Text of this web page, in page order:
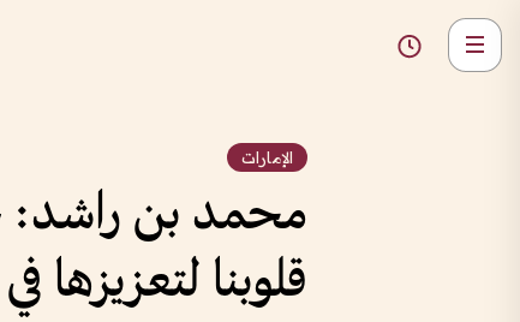
الإمارات
محمد بن راشد:
قلوبنا لتعزيزها